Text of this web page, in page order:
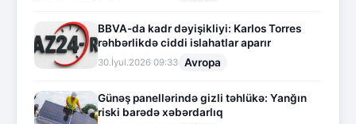
BBVA-da kadr dəyişikliyi: Karlos Torres
rəhbərlikdə ciddi islahatlar aparır
30.İyul.2026 09:33 Avropa
Günəş panellərində gizli təhlükə: Yanğın
riski barədə xəbərdarlıq